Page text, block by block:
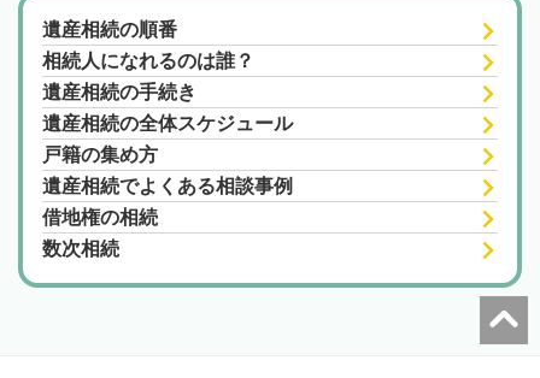
遺産相続の順番
相続人になれるのは誰？
遺産相続の手続き
遺産相続の全体スケジュール
戸籍の集め方
遺産相続でよくある相談事例
借地権の相続
数次相続